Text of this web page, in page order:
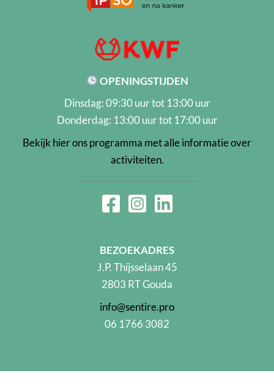
OPENINGSTIJDEN
Dinsdag: 09:30 uur tot 13:00 uur
Donderdag: 13:00 uur tot 17:00 uur
Bekijk hier ons programma met alle informatie over
activiteiten.
BEZOEKADRES
J.P. Thijsselaan 45
2803 RT Gouda
info@sentire.pro
06 1766 3082